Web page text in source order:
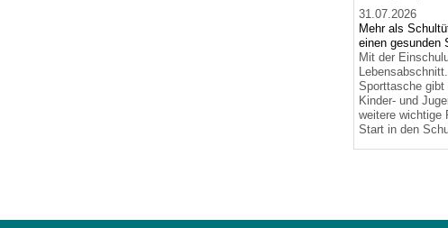
31.07.2026
Mehr als
einen gesunden
Mit der
Sporttasche
Kinder- und
weitere wichtige
Start in den